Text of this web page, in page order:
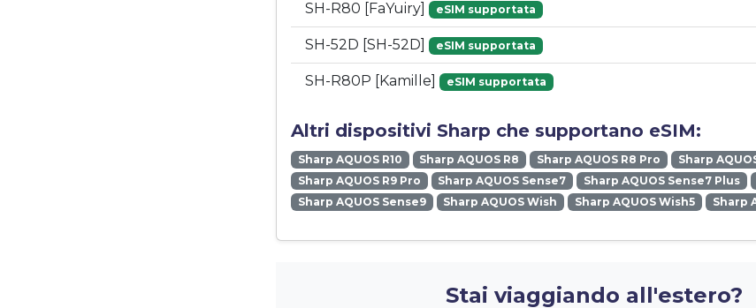
SH-R80 [FaYuiry] eSIM supportata
SH-52D [SH-52D] eSIM supportata
SH-R80P [Kamille] eSIM supportata
Altri dispositivi Sharp che supportano eSIM:
Sharp AQUOS R10 Sharp AQUOS R8 Sharp AQUOS R8 Pro
Sharp
Sharp AQUOS R9 Pro
Sharp AQUOS Sense7 Sharp AQUOS Sense7 Plus
Sharp AQUOS Sense9
Sharp AQUOS Wish Sharp AQUOS Wish5 Sharp
Stai viaggiando all'estero?